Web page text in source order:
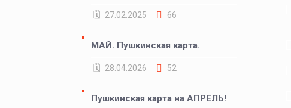
27.02.2025 66
МАЙ. Пушкинская карта.
28.04.2026 52
Пушкинская карта на АПРЕЛЬ!